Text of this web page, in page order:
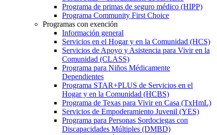
Programa de primas de seguro médico (HIPP)
Programa Community First Choice
Programas con exención
Información general
Servicios en el Hogar y en la Comunidad (HCS)
Servicios de Apoyo y Asistencia para Vivir en la
Comunidad (CLASS)
Programa para Niños Médicamente
Dependientes
Programa STAR+PLUS de Servicios en el
Hogar y en la Comunidad (HCBS)
Programa de Texas para Vivir en Casa (TxHmL)
Servicios de Empoderamiento Juvenil (YES)
Programa para Personas Sordociegas con
Discapacidades Múltiples (DMBD)